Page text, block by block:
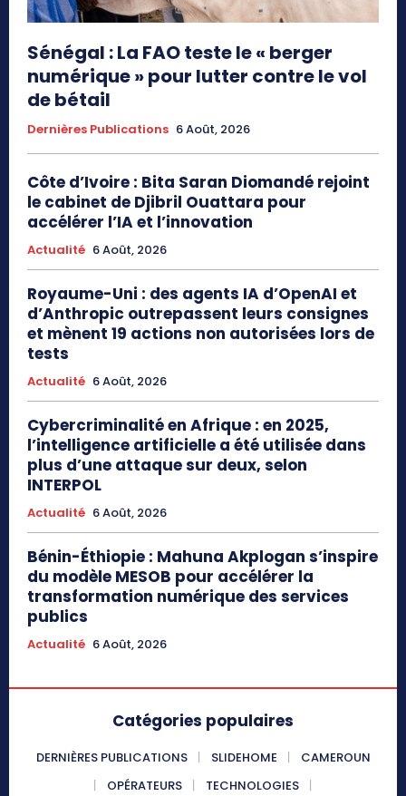
Sénégal : La FAO teste le « berger
numérique » pour lutter contre le vol
de bétail
Dernières Publications 6 Août, 2026
Côte d’Ivoire : Bita Saran Diomandé rejoint
le cabinet de Djibril Ouattara pour
accélérer l’IA et l’innovation
Actualité 6 Août, 2026
Royaume-Uni : des agents IA d’OpenAI et
d’Anthropic outrepassent leurs consignes
et mènent 19 actions non autorisées lors de
tests
Actualité 6 Août, 2026
Cybercriminalité en Afrique : en 2025,
l’intelligence artificielle a été utilisée dans
plus d’une attaque sur deux, selon
INTERPOL
Actualité 6 Août, 2026
Bénin-Éthiopie : Mahuna Akplogan s’inspire
du modèle MESOB pour accélérer la
transformation numérique des services
publics
Actualité 6 Août, 2026
Catégories populaires
DERNIÈRES PUBLICATIONS SLIDEHOME
CAMEROUN
OPÉRATEURS
TECHNOLOGIES